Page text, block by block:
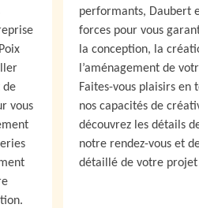
de
vous
performants, Daubert
forces pour vous
la conception, la
l’aménagement de
Faites-vous plaisirs en
nos capacités de
découvrez les détails
notre rendez-vous et
détaillé de votre projet